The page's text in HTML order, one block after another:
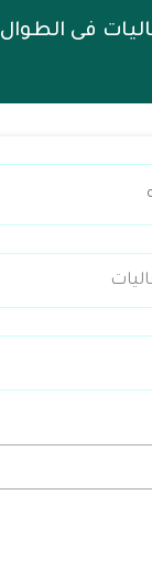
فى الطوال